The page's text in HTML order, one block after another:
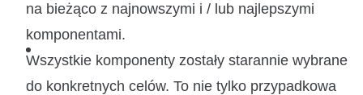
na bieżąco z najnowszymi i / lub najlepszymi
komponentami.
Wszystkie komponenty zostały starannie wybrane
do konkretnych celów. To nie tylko przypadkowa